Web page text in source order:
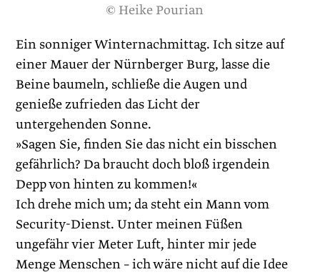
© Heike Pourian
Ein sonniger Winternachmittag. Ich sitze auf
einer Mauer der Nürnberger Burg, lasse die
Beine baumeln, schließe die Augen und
genieße zufrieden das Licht der
untergehenden Sonne.
»Sagen Sie, finden Sie das nicht ein bisschen
gefährlich? Da braucht doch bloß ­irgendein
Depp von hinten zu kommen!«
Ich drehe mich um; da steht ein Mann vom
Security-Dienst. Unter meinen Füßen
ungefähr vier Meter Luft, hinter mir jede
Menge Menschen – ich wäre nicht auf die Idee